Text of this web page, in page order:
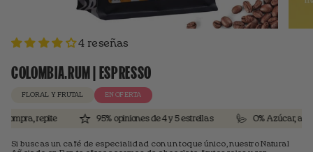
4 reseñas
COLOMBIA.RUM | ESPRESSO
FLORAL Y FRUTAL EN OFERTA
repite 95% opiniones de 4 y 5 estrellas 0% Azúcar, aromas
Si buscas un café de especialidad con un toque único, nuestro Natural